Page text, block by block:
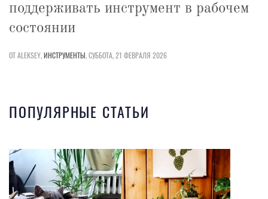
поддерживать инструмент в рабочем
состоянии
ОТ ALEKSEY,ИНСТРУМЕНТЫ,СУББОТА, 21 ФЕВРАЛЯ 2026
ПОПУЛЯРНЫЕ СТАТЬИ